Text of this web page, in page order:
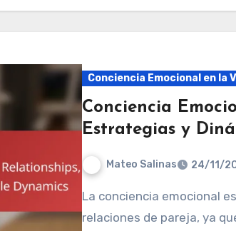
Conciencia Emocional en la
Conciencia
Estrategias y
Mateo Salinas 24/11/
La conciencia emocional es clave para mejorar las
relaciones de pareja, ya